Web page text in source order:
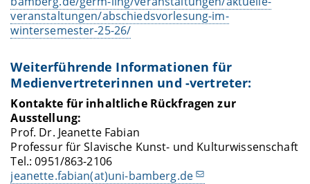
veranstaltungen/abschiedsvorlesung-im-
wintersemester-25-26/
Weiterführende Informationen für
Medienvertreterinnen und -vertreter:
Kontakte für inhaltliche Rückfragen zur
Ausstellung:
Prof. Dr. Jeanette Fabian
Professur für Slavische Kunst- und Kulturwissenschaft
Tel.: 0951/863-2106
jeanette.fabian(at)uni-bamberg.de